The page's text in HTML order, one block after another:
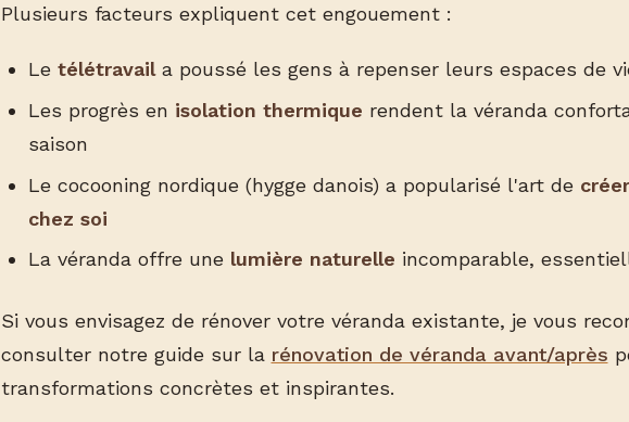
Plusieurs facteurs expliquent cet engouement :
Le télétravaila poussé les gens à repenser leurs espaces de
Les progrès en isolation thermique rendent la véranda
saison
Le cocooning nordique (hygge danois) a popularisé l'art de
chez soi
La véranda offre une lumière naturelle incomparable,
Si vous envisagez de rénover votre véranda existante, je vous
consulter notre guide sur la rénovation de véranda avant/après
transformations concrètes et inspirantes.